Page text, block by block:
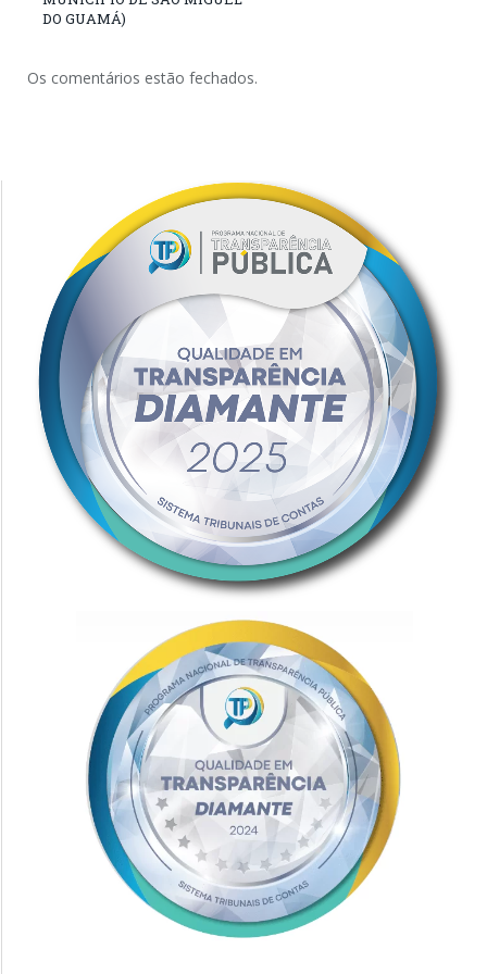
DO GUAMÁ)
Os comentários estão fechados.